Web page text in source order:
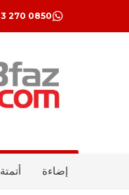
0850 270 03 00
إضاءة أتمتة